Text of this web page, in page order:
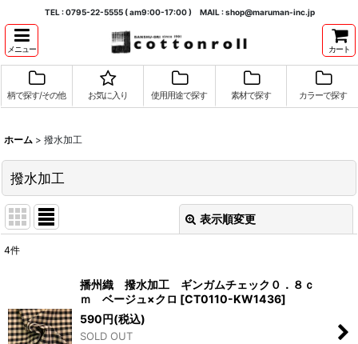
TEL : 0795-22-5555 ( am9:00-17:00 ) MAIL : shop@maruman-inc.jp
メニュー カート
柄で探す/その他 お気に入り 使用用途で探す 素材で探す カラーで探す
ホーム > 撥水加工
撥水加工
表示順変更
並び順:
4件
播州織 撥水加工 ギンガムチェック０．８ｃ
ｍ ベージュ×クロ [CT0110-KW1436]
590円(税込)
SOLD OUT